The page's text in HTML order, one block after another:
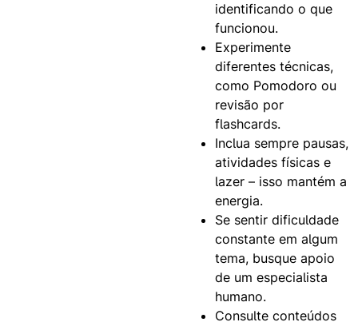
identificando o que
funcionou.
Experimente
diferentes técnicas,
como Pomodoro ou
revisão por
flashcards.
Inclua sempre pausas,
atividades físicas e
lazer – isso mantém a
energia.
Se sentir dificuldade
constante em algum
tema, busque apoio
de um especialista
humano.
Consulte conteúdos